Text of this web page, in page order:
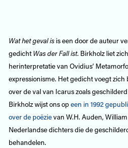
Wat het geval isis een door de auteur
gedicht Was der Fall ist. Birkholz liet
herinterpretatie van Ovidius’
expressionisme. Het gedicht voegt zich
over de val van Icarus zoals
Birkholz wijst ons opeen in 1992
over de poëzievan W.H. Auden,
Nederlandse dichters die de
behandelen.